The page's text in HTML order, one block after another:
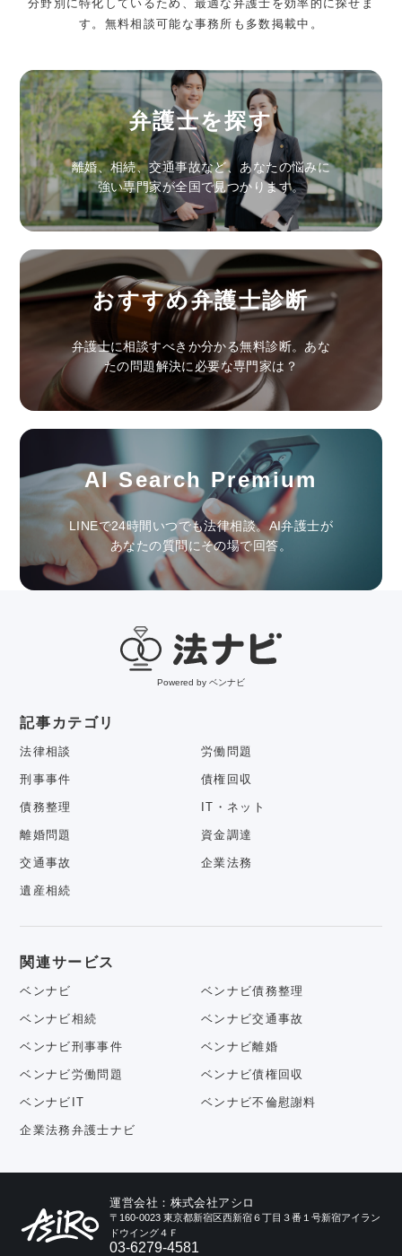
分野別に特化しているため、最適な弁護士を効率的に探せま
す。無料相談可能な事務所も多数掲載中。
弁護士を探す
離婚、相続、交通事故など、あなたの悩みに
強い専門家が全国で見つかります。
おすすめ弁護士診断
弁護士に相談すべきか分かる無料診断。あな
たの問題解決に必要な専門家は？
AI Search Premium
LINEで24時間いつでも法律相談。AI弁護士が
あなたの質問にその場で回答。
Powered by ベンナビ
記事カテゴリ
法律相談 労働問題
刑事事件 債権回収
債務整理 IT・ネット
離婚問題 資金調達
交通事故 企業法務
遺産相続
関連サービス
ベンナビ ベンナビ債務整理
ベンナビ相続 ベンナビ交通事故
ベンナビ刑事事件 ベンナビ離婚
ベンナビ労働問題 ベンナビ債権回収
ベンナビIT ベンナビ不倫慰謝料
企業法務弁護士ナビ
運営会社：株式会社アシロ
〒160-0023 東京都新宿区西新宿６丁目３番１号新宿アイラン
ドウイング４Ｆ
03-6279-4581